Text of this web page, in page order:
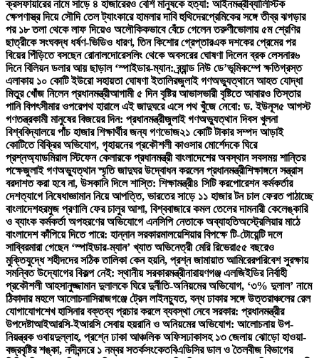
ক্রসফায়ারের নামে সাড়ে ৪ হাজারেরও বেশি মানুষকে হত্যা: আইনমন্ত্রীব্যালিস্টিক
ক্ষেপণাস্ত্র দিয়ে সৌদি তেল ট্যাংকারে হামলার দাবি হুথিদেরপ্রেমিকের সঙ্গে তীব্র ঝগড়ার
পর ১৮ তলা থেকে লাফ দিয়েও অলৌকিকভাবে বেঁচে গেলেন তরুণীভোলায় ৫ম শ্রেণির
ছাত্রীকে সংঘবদ্ধ ধর্ষণ-ভিডিও ধারণ, তিন কিশোর গ্রেপ্তারএক দশকের প্রেমের পর
বিয়ের পিঁড়িতে বসছেন রোনালদোরেসলিং থেকে অবসরের ঘোষণা দিলেন ব্রক লেসনার৬
দিনে বিলিয়ন ডলার আয় ছাড়াল ‘স্পাইডার-ম্যান: ব্র্যান্ড নিউ ডে’ভূমিকম্পে ক্ষতিগ্রস্ত
এলাকায় ১০ কোটি ইউরো সহায়তা ঘোষণা ইতালিরজুলাই গণঅভ্যুত্থানে আহত যোদ্ধা
মিতুর খোঁজ নিলেন প্রধানমন্ত্রীআগামী ৫ দিন বৃষ্টির আভাসভারী বৃষ্টিতে আবারও তিস্তার
পানি বিপৎসীমার ওপরেপথ হারালে এই জাদুঘরে এসে পথ খুঁজে নেবো: ড. ইউনূস৫ আগস্ট
গণতন্ত্রকামী মানুষের বিজয়ের দিন: প্রধানমন্ত্রীজুলাই গণঅভ্যুত্থান দিবস খুলনা
বিশ্ববিদ্যালয়ে পাঁচ হাজার শিক্ষার্থীর জন্য গণভোজ২১ কোটি টাকার সম্পদ আড়াই
কোটিতে বিক্রির অভিযোগ, গৃহায়নের প্রকৌশলী কাওসার মোর্শেদকে ঘিরে
প্রশ্নঅ্যাডমিরাল স্টিফেন কেলারকে প্রধানমন্ত্রী বাংলাদেশের অবস্থান সবসময় শান্তির
পক্ষেজুলাই গণঅভ্যুত্থান স্মৃতি জাদুঘর উদ্বোধন করলেন প্রধানমন্ত্রীশিক্ষাঙ্গনে সন্ত্রাস
বরদাশত করা হবে না, উসকানি দিলে শাস্তি: শিক্ষামন্ত্রী৪ সিটি করপোরেশন কর্মকর্তার
দেশত্যাগে নিষেধাজ্ঞামান নিয়ে আপত্তি, ভারতের সাড়ে ১১ হাজার টন চাল ফেরত পাঠাচ্ছে
বাংলাদেশহরমুজ প্রণালি ফের চালুর আশা, বিশ্ববাজারে কমল তেলের দামনারী কেলেঙ্কারি
ও ব্যাংক কর্মকর্তা অপহরণের অভিযোগে এনসিপি নেতাকে অব্যাহতিঅস্ট্রেলিয়ার মাঠে
বাংলাদেশ কাঁপিয়ে দিতে পারে: হান্নান সরকারমালয়েশিয়ার বিপক্ষে টি-টোয়েন্টি দলে
সাব্বিরমারা গেছেন ‘স্পাইডার-ম্যান’ খ্যাত অভিনেত্রী মেরি রিভেরা৫৫ বছরেও
মুক্তিযুদ্ধে শহীদদের সঠিক তালিকা কেন হয়নি, প্রশ্ন জামায়াত আমিরেরপরিবেশ সুরক্ষায়
সমন্বিত উদ্যোগের বিকল্প নেই: স্থানীয় সরকারমন্ত্রীনারায়ণগঞ্জ এলজিইডির নির্বাহী
প্রকৌশলী আহসানুজ্জামান দুলালকে ঘিরে দুর্নীতি-অনিয়মের অভিযোগ, ‘৩% দুলাল’ নামে
ঠিকাদার মহলে আলোচনাসিরাজগঞ্জে ট্রেন লাইনচ্যুত, বন্ধ ঢাকার সঙ্গে উত্তরাঞ্চলের রেল
যোগাযোগশেখ হাসিনার বক্তব্য প্রচার করলে ব্যবস্থা নেবে সরকার: প্রধানমন্ত্রীর
উপদেষ্টাআইআরসি-ইআরসি সেবায় হয়রানি ও অনিয়মের অভিযোগ: আলোচনায় উপ-
নিয়ন্ত্রক ওবায়দুল্লাহ, প্রশ্নে ঢাকা আঞ্চলিক অফিসঢাকাসহ ১৩ জেলায় ঝোড়ো হাওয়া-
বজ্রবৃষ্টির শঙ্কা, নদীবন্দরে ১ নম্বর সতর্কসংকেতবিএডিসির ডাল ও তৈলবীজ বিভাগের